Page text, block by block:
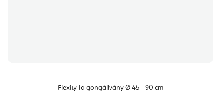
Flexity fa gongállvány Ø 45 - 90 cm